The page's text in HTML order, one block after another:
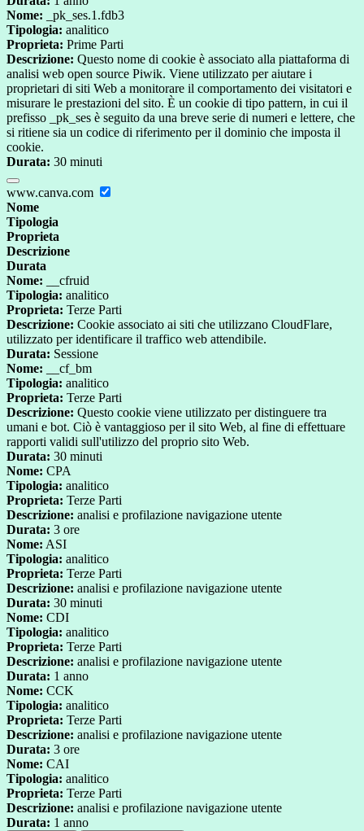
Nome: _pk_ses.1.fdb3
Tipologia: analitico
Proprieta: Prime Parti
Descrizione: Questo nome di cookie è associato alla piattaforma di
analisi web open source Piwik. Viene utilizzato per aiutare i
proprietari di siti Web a monitorare il comportamento dei visitatori e
misurare le prestazioni del sito. È un cookie di tipo pattern, in cui il
prefisso _pk_ses è seguito da una breve serie di numeri e lettere, che
si ritiene sia un codice di riferimento per il dominio che imposta il
cookie.
Durata: 30 minuti
www.canva.com
Nome
Tipologia
Proprieta
Descrizione
Durata
Nome: __cfruid
Tipologia: analitico
Proprieta: Terze Parti
Descrizione: Cookie associato ai siti che utilizzano CloudFlare,
utilizzato per identificare il traffico web attendibile.
Durata: Sessione
Nome: __cf_bm
Tipologia: analitico
Proprieta: Terze Parti
Descrizione: Questo cookie viene utilizzato per distinguere tra
umani e bot. Ciò è vantaggioso per il sito Web, al fine di effettuare
rapporti validi sull'utilizzo del proprio sito Web.
Durata: 30 minuti
Nome: CPA
Tipologia: analitico
Proprieta: Terze Parti
Descrizione: analisi e profilazione navigazione utente
Durata: 3 ore
Nome: ASI
Tipologia: analitico
Proprieta: Terze Parti
Descrizione: analisi e profilazione navigazione utente
Durata: 30 minuti
Nome: CDI
Tipologia: analitico
Proprieta: Terze Parti
Descrizione: analisi e profilazione navigazione utente
Durata: 1 anno
Nome: CCK
Tipologia: analitico
Proprieta: Terze Parti
Descrizione: analisi e profilazione navigazione utente
Durata: 3 ore
Nome: CAI
Tipologia: analitico
Proprieta: Terze Parti
Descrizione: analisi e profilazione navigazione utente
Durata: 1 anno